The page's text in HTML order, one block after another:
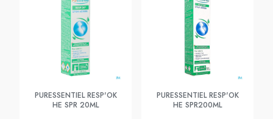
PURESSENTIEL RESP'OK
HE SPR 20ML
PURESSENTIEL RESP'OK
HE SPR200ML